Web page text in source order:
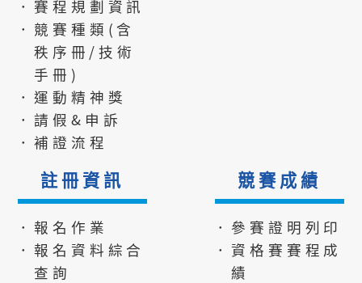
．賽程規劃資訊
．競賽種類(含
秩序冊/技術
手冊)
．運動精神獎
．請假&申訴
．補證流程
註冊資訊
．報名作業
．報名資料綜合
查詢
競賽成績
．參賽證明列印
．資格賽賽程成
績